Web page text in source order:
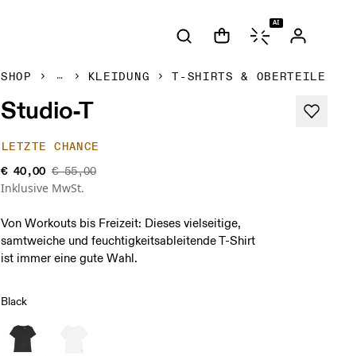
AI
SHOP KLEIDUNG T-SHIRTS & OBERTEILE
Studio-T
LETZTE CHANCE
€ 40,00 € 55,00
Inklusive MwSt.
Von Workouts bis Freizeit: Dieses vielseitige,
samtweiche und feuchtigkeitsableitende T-Shirt
ist immer eine gute Wahl.
Black